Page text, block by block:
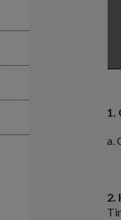
1.
a.
2.